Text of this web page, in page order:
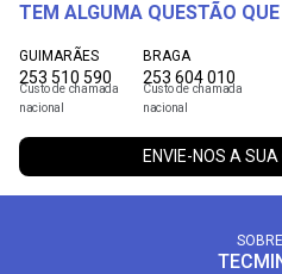
TEM ALGUMA QUESTÃO
GUIMARÃES
253 510 590
Custo de chamada
nacional
BRAGA
253 604 010
Custo de chamada
nacional
ENVIE-NOS A